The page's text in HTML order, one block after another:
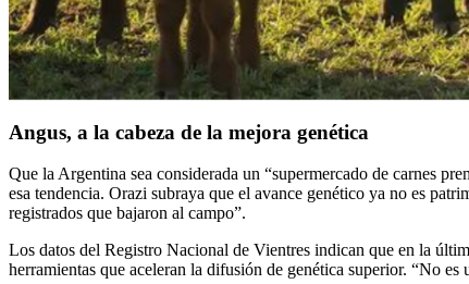
Angus, a la cabeza de la mejora genética
Que la Argentina sea considerada un “supermercado de carnes
esa tendencia. Orazi subraya que el avance genético ya no es
registrados que bajaron al campo”.
Los datos del Registro Nacional de Vientres indican que en la
herramientas que aceleran la difusión de genética superior. “No